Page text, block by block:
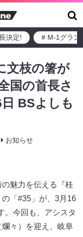
決定! # M-1グラン
文枝の箸が
国の首長さ
BSよしも
お知らせ
魅力を伝える『桂
「#35」が、3月16
。今回も、アシスタ
々）を迎え、岐阜